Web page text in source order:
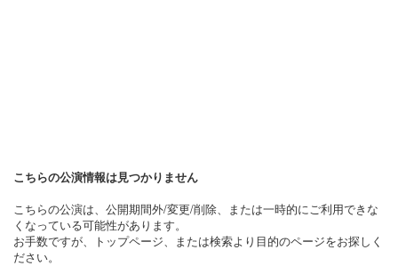
こちらの公演情報は見つかりません
こちらの公演は、公開期間外/変更/削除、または一時的にご利用できな
くなっている可能性があります。
お手数ですが、トップページ、または検索より目的のページをお探しく
ださい。